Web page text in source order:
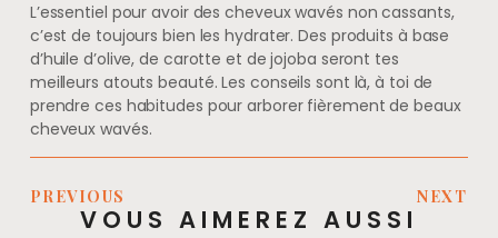
L’essentiel pour avoir des cheveux wavés non cassants,
c’est de toujours bien les hydrater. Des produits à base
d’huile d’olive, de carotte et de jojoba seront tes
meilleurs atouts beauté. Les conseils sont là, à toi de
prendre ces habitudes pour arborer fièrement de beaux
cheveux wavés.
PREVIOUS NEXT
VOUS AIMEREZ AUSSI